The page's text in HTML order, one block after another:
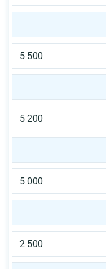
5 500
5 200
5 000
2 500